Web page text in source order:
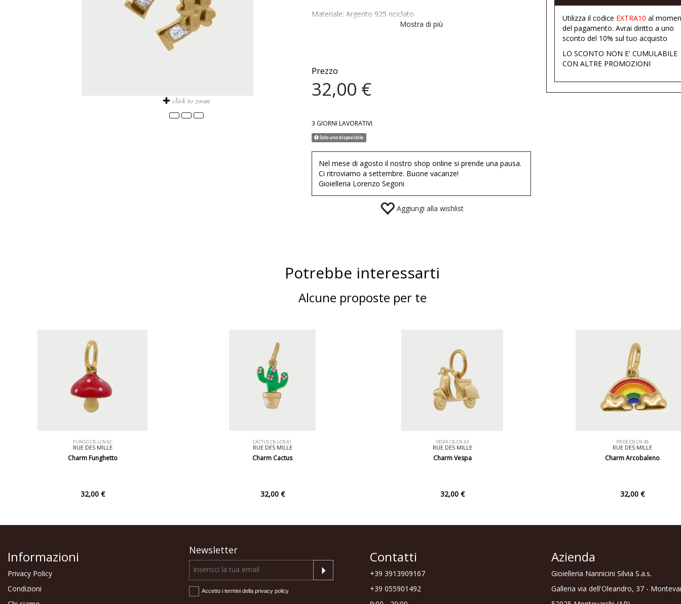
click to zoom
Materiale: Argento 925 riciclato
Finitura disponibile: Oro giallo 18Kt
Mostra di più
Prezzo
32,00 €
3 GIORNI LAVORATIVI
Solo uno disponibile
Nel mese di agosto il nostro shop online si prende una pausa.
Ci ritroviamo a settembre. Buone vacanze!
Gioielleria Lorenzo Segoni
Aggiungi alla wishlist
Utilizza il codice EXTRA10 al
del pagamento. Avrai diritto a uno
sconto del 10% sul tuo acquisto
LO SCONTO NON E' CUMULABILE
CON ALTRE PROMOZIONI
Potrebbe interessarti
Alcune proposte per te
FUNGO CB-LCN 82
RUE DES MILLE
Charm Funghetto
32,00 €
CACTUS CB-LCN 81
RUE DES MILLE
Charm Cactus
32,00 €
VESPA CB-CN 43
RUE DES MILLE
Charm Vespa
32,00 €
PRIDE CB-CN 48
RUE DES MILLE
Charm Arcobaleno
32,00 €
Informazioni
Privacy Policy
Condizioni
Newsletter
Accetto i termini della privacy policy
Contatti
+39 3913909167
+39 055901492
Azienda
Gioielleria Nannicini Silvia S.a.s.
Galleria via dell'Oleandro, 37 -